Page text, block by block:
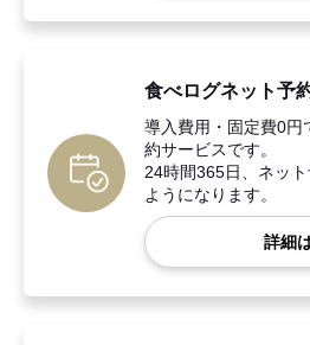
食べログネット予
導入費用・固定費0円
約サービスです。
24時間365日、ネッ
ようになります。
詳細